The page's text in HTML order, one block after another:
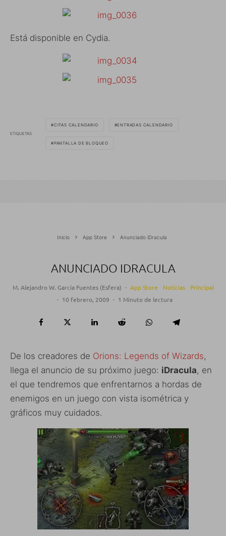
Está disponible en Cydia.
ETIQUETAS
CITAS CALENDARIO ENTRADAS CALENDARIO
PANTALLA DE BLOQUEO
Inicio App Store Anunciado iDracula
ANUNCIADO IDRACULA
M. Alejandro W. García Fuentes (Esfera) · App Store Noticias
Principal
· 10 febrero, 2009 · 1 Minuto de lectura
De los creadores de Orions: Legends of Wizards,
llega el anuncio de su próximo juego: iDracula, en
el que tendremos que enfrentarnos a hordas de
enemigos en un juego con vista isométrica y
gráficos muy cuidados.